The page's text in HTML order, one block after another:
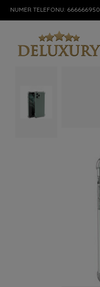
NUMER TELEFONU: 666666950